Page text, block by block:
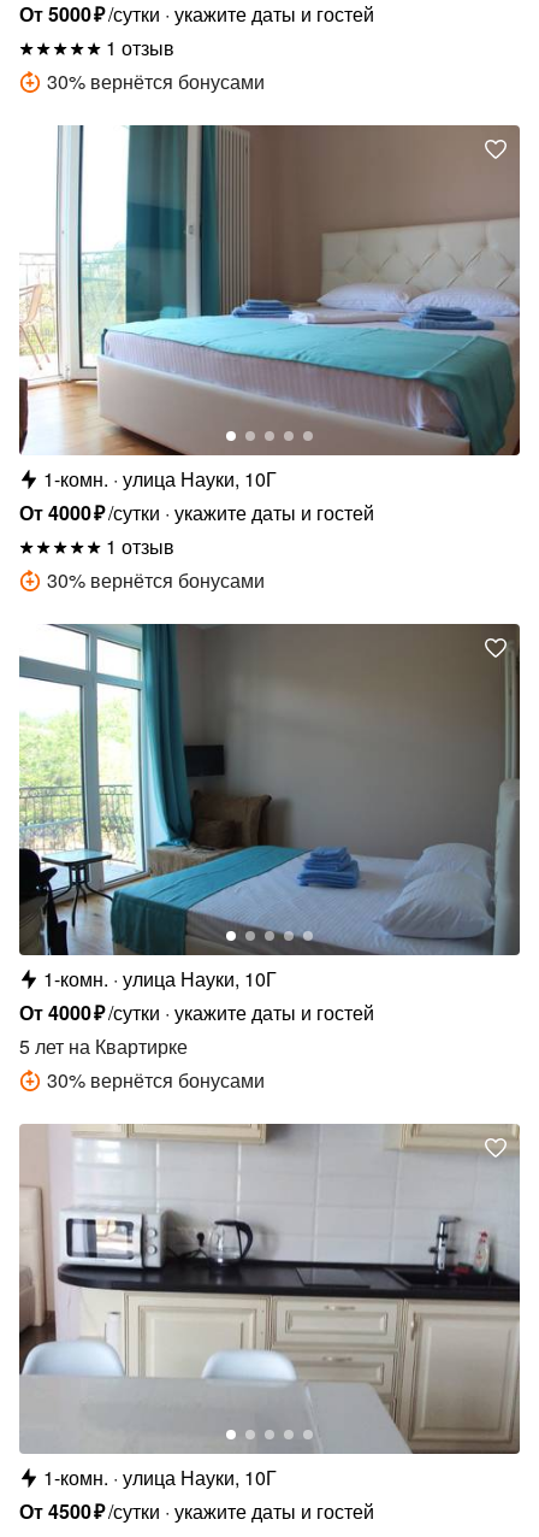
От5000₽/сутки укажите даты и гостей
1 отзыв
30% вернётся бонусами
1-комн. улица Науки, 10Г
От4000₽/сутки укажите даты и гостей
1 отзыв
30% вернётся бонусами
1-комн. улица Науки, 10Г
От4000₽/сутки укажите даты и гостей
5 лет на Квартирке
30% вернётся бонусами
1-комн. улица Науки, 10Г
От4500₽/сутки укажите даты и гостей